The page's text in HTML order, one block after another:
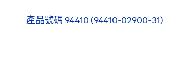
產品號碼 94410 (94410-02900-31)